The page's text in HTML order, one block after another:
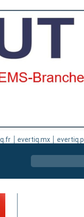
evertiq.mx evertiq.pl